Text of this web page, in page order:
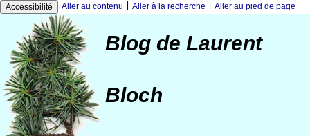
Accessibilité Aller au contenu Aller à la recherche Aller au pied de page
Blog de Laurent
Bloch